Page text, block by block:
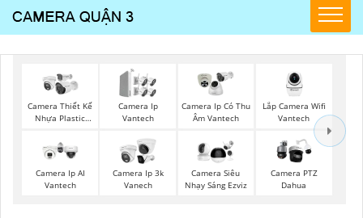
Camera Thiết Kế
Nhựa Plastic
Camera Ip
Vantech
Camera Ip Có Thu
Âm Vantech
Lắp Camera Wifi
Vantech
Camera Ip AI
Vantech
Camera Ip 3k
Vanech
Camera Siêu
Nhạy Sáng Ezviz
Camera PTZ
Dahua